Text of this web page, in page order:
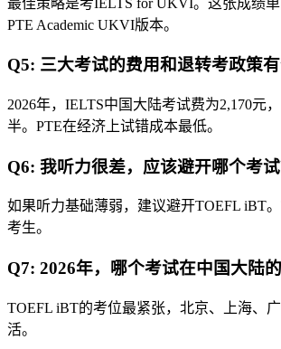
PTE Academic UKVI版本。
Q5: 三大考试的费用和退转考政策有
2026年，IELTS中国大陆考试费为2,170元
半。PTE在经济上试错成本最低。
Q6: 我听力很差，应该避开哪个考试
如果听力基础薄弱，建议避开TOEFL iBT
考生。
Q7: 2026年，哪个考试在中国大陆
TOEFL iBT的考位最紧张，北京、上海、
活。